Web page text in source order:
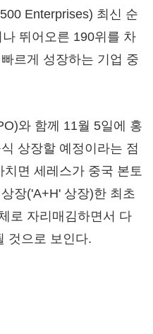
Enterprises) 최신 순
뛰어오른 190위를 차
르게 성장하는 기업 중
와 함께 11월 5일에 홍
상장할 예정이라는 점
면 세레스가 중국 본토
장('A+H' 상장)한 최초
로 자리매김하면서 다
것으로 보인다.